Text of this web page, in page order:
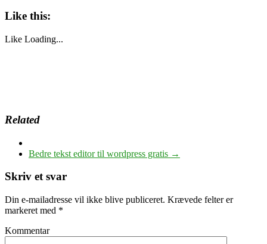
Like this:
Like Loading...
Related
Bedre tekst editor til wordpress gratis →
Skriv et svar
Din e-mailadresse vil ikke blive publiceret. Krævede felter er
markeret med *
Kommentar